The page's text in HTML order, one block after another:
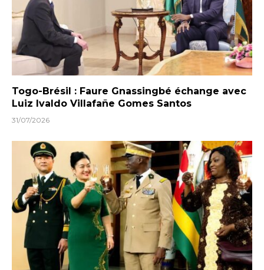
Togo-Brésil : Faure Gnassingbé échange avec
Luiz Ivaldo Villafañe Gomes Santos
31/07/2026